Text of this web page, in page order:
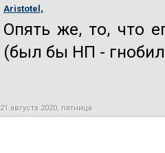
Aristotel,
Опять же, то, что
(был бы НП -
21 августа 2020, пятница